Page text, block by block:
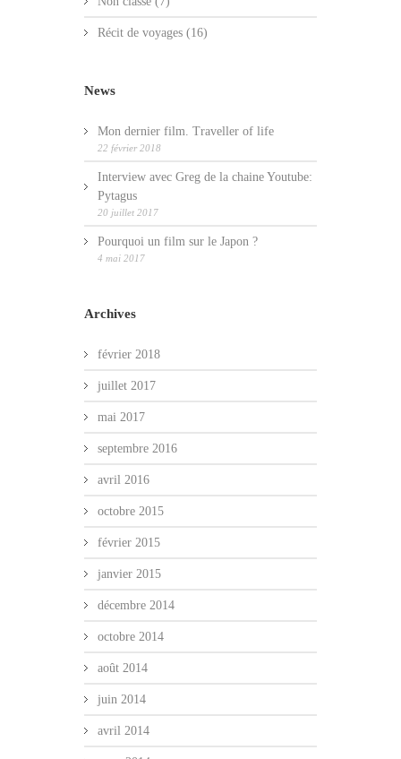
Récit de voyages (16)
News
Mon dernier film. Traveller of life
22 février 2018
Interview avec Greg de la chaine Youtube:
Pytagus
20 juillet 2017
Pourquoi un film sur le Japon ?
4 mai 2017
Archives
février 2018
juillet 2017
mai 2017
septembre 2016
avril 2016
octobre 2015
février 2015
janvier 2015
décembre 2014
octobre 2014
août 2014
juin 2014
avril 2014